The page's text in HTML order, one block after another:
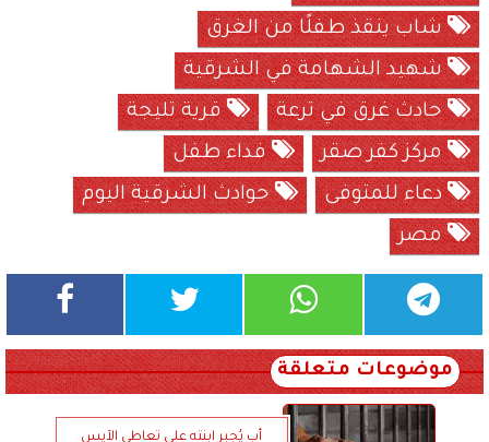
شاب ينقذ طفلًا من الغرق
شهيد الشهامة في الشرقية
حادث غرق في ترعة
قرية تليجة
مركز كفر صقر
فداء طفل
دعاء للمتوفى
حوادث الشرقية اليوم
مصر
موضوعات متعلقة
أب يُجبر ابنته على تعاطي الآيس